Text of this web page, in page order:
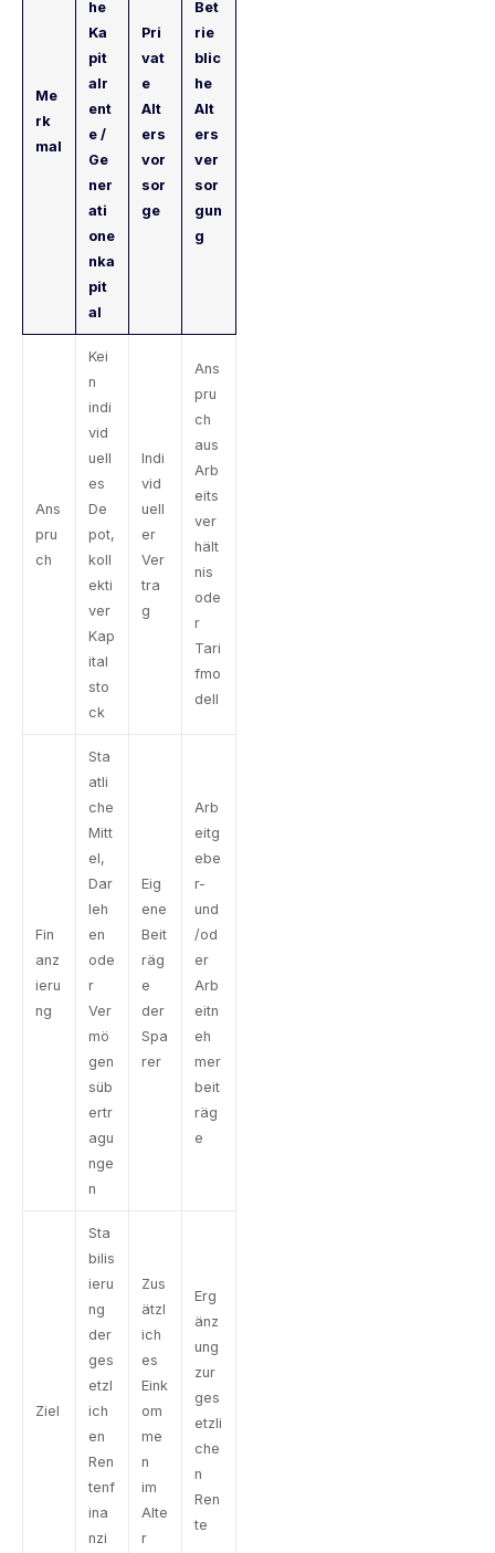
Me
rk
mal
he
Ka
pit
alr
ent
e /
Ge
ner
ati
one
nka
pit
al
Pri
vat
e
Alt
ers
vor
sor
ge
Bet
rie
blic
he
Alt
ers
ver
sor
gun
g
Ans
pru
ch
Kei
n
indi
vid
uell
es
De
pot,
koll
ekti
ver
Kap
ital
sto
ck
Indi
vid
uell
er
Ver
tra
g
Ans
pru
ch
aus
Arb
eits
ver
hält
nis
ode
r
Tari
fmo
dell
Fin
anz
ieru
ng
Sta
atli
che
Mitt
el,
Dar
leh
en
ode
r
Ver
mö
gen
süb
ertr
agu
nge
n
Eig
ene
Beit
räg
e
der
Spa
rer
Arb
eitg
ebe
r-
und
/od
er
Arb
eitn
eh
mer
beit
räg
e
Ziel
Sta
bilis
ieru
ng
der
ges
etzl
ich
en
Ren
tenf
ina
nzi
Zus
ätzl
ich
es
Eink
om
me
n
im
Alte
r
Erg
änz
ung
zur
ges
etzli
che
n
Ren
te